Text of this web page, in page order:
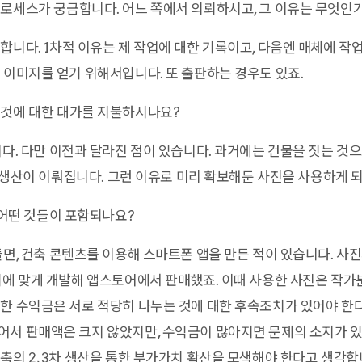
세스가 궁금합니다. 어느 쪽에서 의뢰하시고, 그 이유는 무엇인
니다. 1차적 이유는 제 작업에 대한 기록이고, 다음엔 매체에 작
미지를 얻기 위해서입니다. 또 출판하는 경우도 있죠.
에 대한 대가를 지불하시나요?
. 다만 이전과 달라진 점이 있습니다. 과거에는 건물을 짓는 것
산이 이뤄집니다. 그런 이유로 미리 확보해둔 사진을 사용하게
떤 것들이 포함되나요?
, 건축 콘텐츠를 이용해 스마트폰 앱을 만든 적이 있습니다. 사
맞게 개발해 앱스토어에서 판매했죠. 이때 사용한 사진은 작가
수익금은 서로 적당히 나누는 것에 대한 후속조치가 있어야 한
서 판매액은 크지 않았지만, 수익금이 많아지면 문제의 소지가
의 2, 3차 생산을 통한 부가가치 확산을 모색해야 한다고 생각